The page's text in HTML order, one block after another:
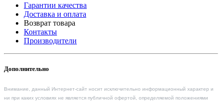
Гарантии качества
Доставка и оплата
Возврат товара
Контакты
Производители
Дополнительно
Внимание, данный Интернет-сайт носит исключительно информационный характер и
ни при каких условиях не является публичной офертой, определяемой положениями